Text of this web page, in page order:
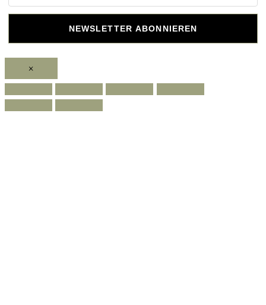
NEWSLETTER ABONNIEREN
×